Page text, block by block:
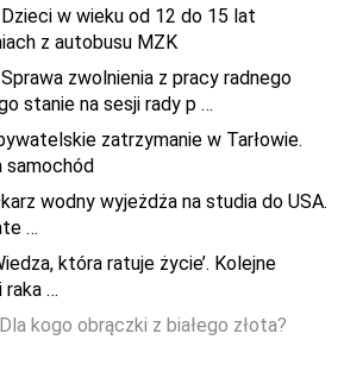
Dzieci w wieku od 12 do 15 lat
z autobusu MZK
Sprawa zwolnienia z pracy radnego
stanie na sesji rady p …
zatrzymanie w Tarłowie.
samochód
wodny wyjeżdża na studia do USA.
…
która ratuje życie’. Kolejne
…
Dla kogo obrączki z białego złota?